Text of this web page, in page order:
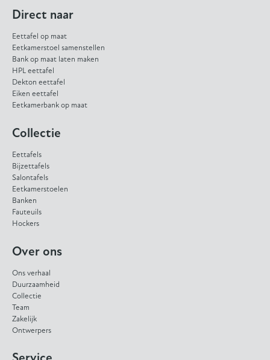
Direct naar
Eettafel op maat
Eetkamerstoel samenstellen
Bank op maat laten maken
HPL eettafel
Dekton eettafel
Eiken eettafel
Eetkamerbank op maat
Collectie
Eettafels
Bijzettafels
Salontafels
Eetkamerstoelen
Banken
Fauteuils
Hockers
Over ons
Ons verhaal
Duurzaamheid
Collectie
Team
Zakelijk
Ontwerpers